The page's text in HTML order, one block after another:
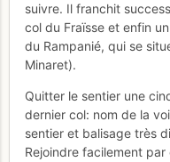
suivre. Il franchit
col du Fraïsse et enfin
du Rampanié, qui se
Minaret).
Quitter le sentier une
dernier col: nom de la
sentier et balisage très
Rejoindre facilement